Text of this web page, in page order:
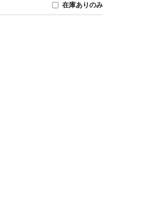
在庫ありのみ